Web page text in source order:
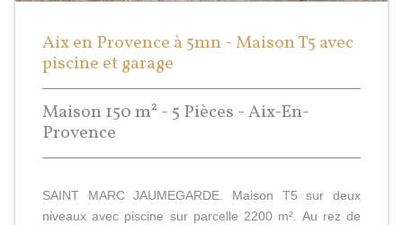
Aix en Provence à 5mn - Maison T5 avec
piscine et garage
Maison 150 m² - 5 Pièces - Aix-En-
Provence
SAINT MARC JAUMEGARDE. Maison T5 sur deux
niveaux avec piscine sur parcelle 2200 m². Au rez de